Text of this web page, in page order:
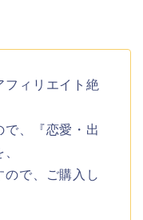
フィリエイト絶
で、『恋愛・出
ので、ご購入し